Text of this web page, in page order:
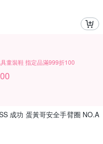
童裝鞋 指定品滿999折100
成功 蛋黃哥安全手臂圈 NO.A